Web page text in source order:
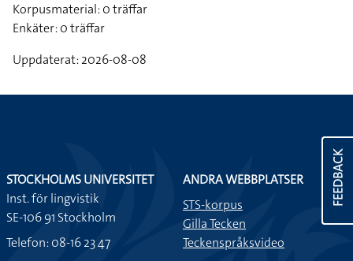
Korpusmaterial: 0 träffar
Enkäter: 0 träffar
Uppdaterat: 2026-08-08
FEEDBACK
STOCKHOLMS UNIVERSITET
Inst. för lingvistik
SE-106 91 Stockholm
Telefon: 08-16 23 47
ANDRA WEBBPLATSER
STS-korpus
Gilla Tecken
Teckenspråksvideo